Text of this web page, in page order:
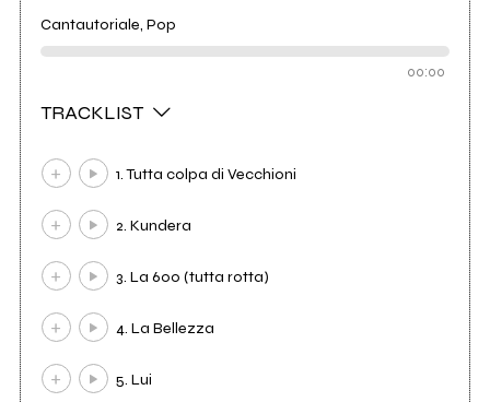
Cantautoriale, Pop
00:00
TRACKLIST
1. Tutta colpa di Vecchioni
2. Kundera
3. La 600 (tutta rotta)
4. La Bellezza
5. Lui